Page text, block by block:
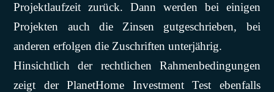
Projektlaufzeit zurück. Dann werden bei einigen
Projekten auch die Zinsen gutgeschrieben, bei
anderen erfolgen die Zuschriften unterjährig.
Hinsichtlich der rechtlichen Rahmenbedingungen
zeigt der PlanetHome Investment Test ebenfalls